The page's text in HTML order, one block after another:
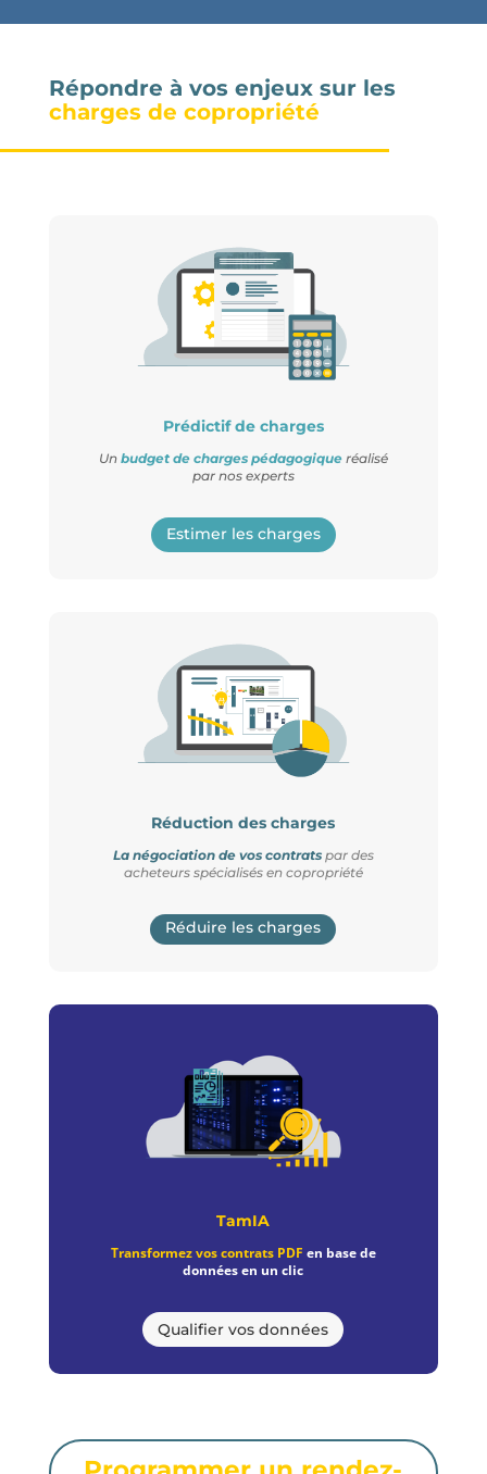
Répondre à vos enjeux sur les
charges de copropriété
Prédictif de charges
Un budget de charges pédagogiqueréalisé
par nos experts
Estimer les charges
Réduction des charges
La négociation de vos contrats par des
acheteurs spécialisés en copropriété
Réduire les charges
TamIA
Transformez vos contrats PDF en base de
données en un clic
Qualifier vos données